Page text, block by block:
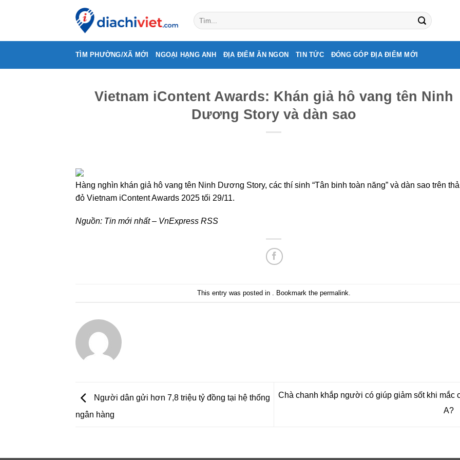
TÌM PHƯỜNG/XÃ MỚI NGOẠI HẠNG ANH ĐỊA ĐIỂM ĂN NGON TIN TỨC ĐÓNG GÓP ĐỊA ĐIỂM MỚI
Vietnam iContent Awards: Khán giả hô vang tên Ninh
Dương Story và dàn sao
Hàng nghìn khán giả hô vang tên Ninh Dương Story, các thí sinh “Tân binh toàn năng” và dàn sao trên
đỏ Vietnam iContent Awards 2025 tối 29/11.
Nguồn: Tin mới nhất – VnExpress RSS
This entry was posted in . Bookmark the permalink
Người dân gửi hơn 7,8 triệu tỷ đồng tại hệ thống
ngân hàng
Chà chanh khắp người có giúp giảm sốt khi mắc
A?